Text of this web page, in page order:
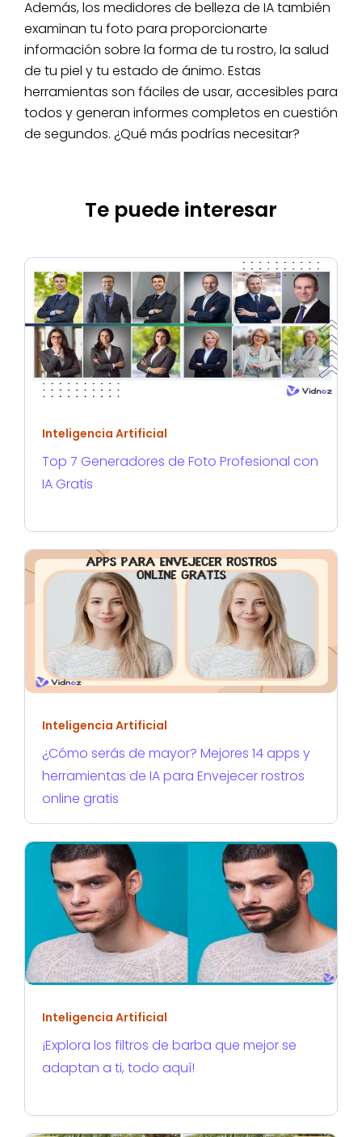
Además, los medidores de belleza de IA también
examinan tu foto para proporcionarte
información sobre la forma de tu rostro, la salud
de tu piel y tu estado de ánimo. Estas
herramientas son fáciles de usar, accesibles para
todos y generan informes completos en cuestión
de segundos. ¿Qué más podrías necesitar?
Te puede interesar
Inteligencia Artificial
Top 7 Generadores de Foto Profesional con
IA Gratis
Inteligencia Artificial
¿Cómo serás de mayor? Mejores 14 apps y
herramientas de IA para Envejecer rostros
online gratis
Inteligencia Artificial
¡Explora los filtros de barba que mejor se
adaptan a ti, todo aquí!